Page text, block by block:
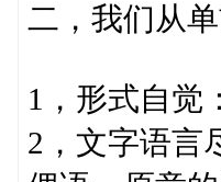
二，我们从
1，形式自觉
2，文字语言